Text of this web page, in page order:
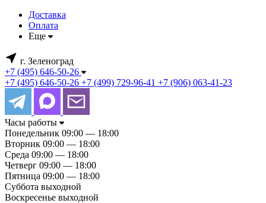
Доставка
Оплата
Еще
г. Зеленоград
+7 (495) 646-50-26
+7 (495) 646-50-26 +7 (499) 729-96-41 +7 (906) 063-41-23
Часы работы
Понедельник 09:00 — 18:00
Вторник 09:00 — 18:00
Среда 09:00 — 18:00
Четверг 09:00 — 18:00
Пятница 09:00 — 18:00
Суббота выходной
Воскресенье выходной